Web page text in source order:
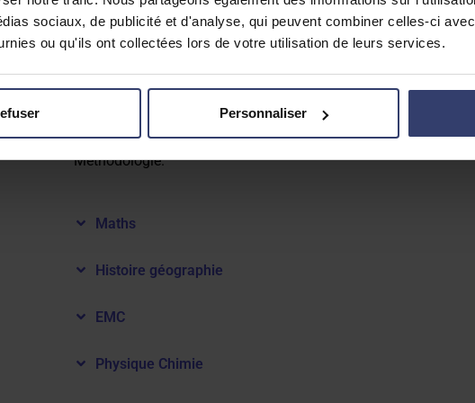
sociaux, de publicité et d'analyse, qui peuvent combiner celles-ci
ou qu'ils ont collectées lors de votre utilisation de leurs services.
Personnaliser
Français
Vous trouverez sur lesbonsprofs.com, tout leprogramme de
Le voyage et l’aventure : pourquoi aller vers l’inconnu ?,
univers nouveaux, Héros / héroïnes et héroïsme, Grammaire,
Méthodologie.
Maths
Histoire géographie
EMC
Physique Chimie